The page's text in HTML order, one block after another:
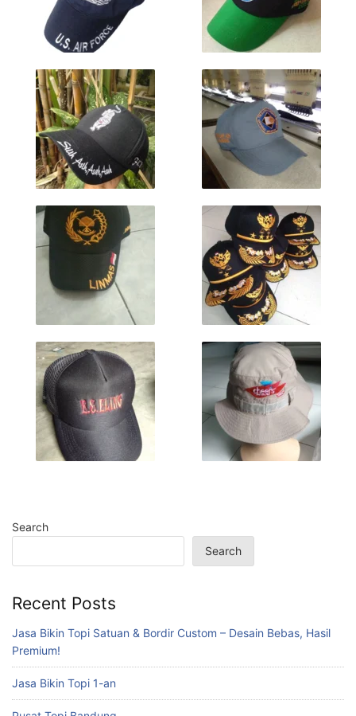
Search
Search
Recent Posts
Jasa Bikin Topi Satuan & Bordir Custom – Desain Bebas, Hasil
Premium!
Jasa Bikin Topi 1-an